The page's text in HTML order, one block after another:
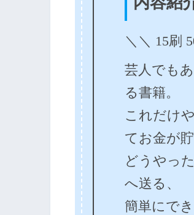
＼＼ 15刷
芸人でも
る書籍。
これだけ
てお金が
どうやっ
へ送る、
簡単にで